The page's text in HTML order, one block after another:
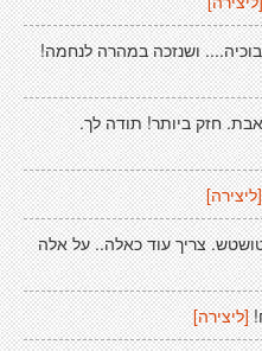
ושנזכה במהרה לנחמה!
חזק ביותר! תודה לך.
[ליצירה]
צריך עוד כאלה.. על אלה
[ליצירה]